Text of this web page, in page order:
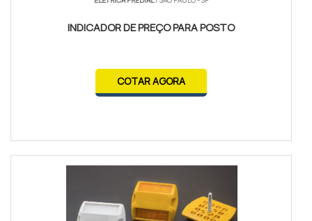
INDICADOR DE PREÇO PARA POSTO
COTAR AGORA